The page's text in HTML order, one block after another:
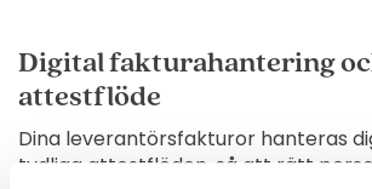
Digital fakturahantering
attestflöde
Dina leverantörsfakturor hanteras
tydliga attestflöden, så att rätt